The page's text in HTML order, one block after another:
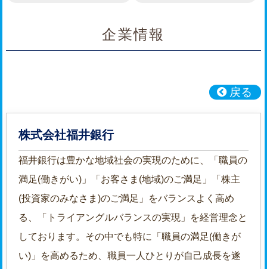
企業情報
戻る
株式会社福井銀行
福井銀行は豊かな地域社会の実現のために、「職員の
満足(働きがい)」「お客さま(地域)のご満足」「株主
(投資家のみなさま)のご満足」をバランスよく高め
る、「トライアングルバランスの実現」を経営理念と
しております。その中でも特に「職員の満足(働きが
い)」を高めるため、職員一人ひとりが自己成長を遂